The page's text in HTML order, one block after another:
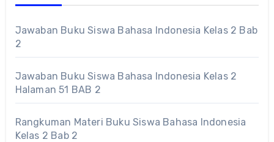
Jawaban Buku Siswa Bahasa Indonesia Kelas 2 Bab
2
Jawaban Buku Siswa Bahasa Indonesia Kelas 2
Halaman 51 BAB 2
Rangkuman Materi Buku Siswa Bahasa Indonesia
Kelas 2 Bab 2